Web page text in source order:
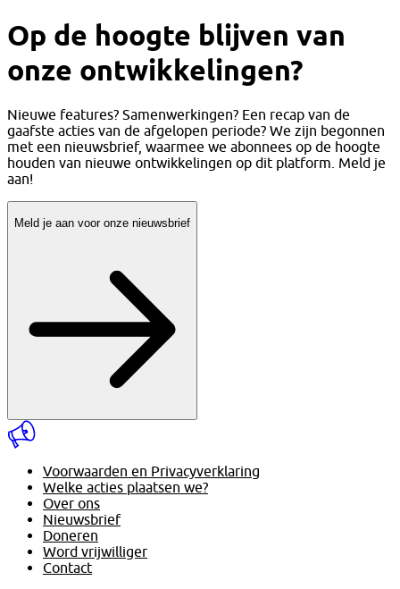
Op de hoogte blijven van
onze ontwikkelingen?
Nieuwe features? Samenwerkingen? Een recap van de
gaafste acties van de afgelopen periode? We zijn begonnen
met een nieuwsbrief, waarmee we abonnees op de hoogte
houden van nieuwe ontwikkelingen op dit platform. Meld je
aan!
Meld je aan voor onze nieuwsbrief
Voorwaarden en Privacyverklaring
Welke acties plaatsen we?
Over ons
Nieuwsbrief
Doneren
Word vrijwilliger
Contact